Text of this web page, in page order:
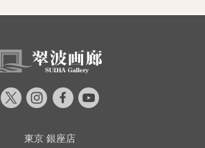
東京 銀座店